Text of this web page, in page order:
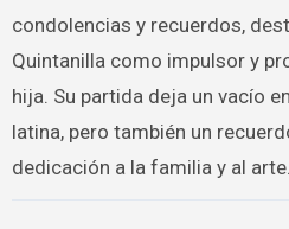
condolencias y recuerdos,
Quintanilla como impulsor y
hija. Su partida deja un vacío
latina, pero también un
dedicación a la familia y al arte.